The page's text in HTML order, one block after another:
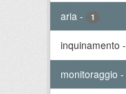
aria - 1
inquinamento -
monitoraggio -